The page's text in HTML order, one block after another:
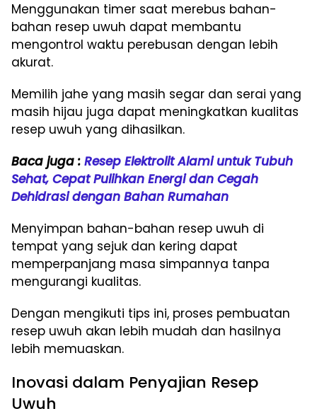
Menggunakan timer saat merebus bahan-
bahan resep uwuh dapat membantu
mengontrol waktu perebusan dengan lebih
akurat.
Memilih jahe yang masih segar dan serai yang
masih hijau juga dapat meningkatkan kualitas
resep uwuh yang dihasilkan.
Baca juga : Resep Elektrolit Alami untuk Tubuh
Sehat, Cepat Pulihkan Energi dan Cegah
Dehidrasi dengan Bahan Rumahan
Menyimpan bahan-bahan resep uwuh di
tempat yang sejuk dan kering dapat
memperpanjang masa simpannya tanpa
mengurangi kualitas.
Dengan mengikuti tips ini, proses pembuatan
resep uwuh akan lebih mudah dan hasilnya
lebih memuaskan.
Inovasi dalam Penyajian Resep
Uwuh